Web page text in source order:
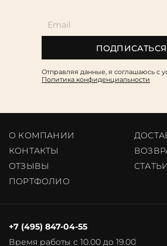
ПОДПИСАТЬСЯ
Отправляя данные, я соглашаюсь c
Политика конфиденциальности
О КОМПАНИИ
КОНТАКТЫ
ОТЗЫВЫ
CТАТЬИ
ПОРТФОЛИО
Время работы с 10.00 до 19.00
+7 (495) 847-04-55